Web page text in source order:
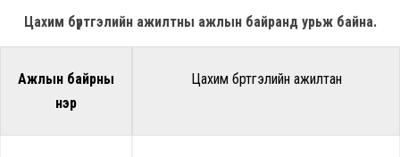
Цахим бүртгэлийн ажилтны ажлын байранд урьж байна.
Ажлын байрны
нэр
Цахим бүртгэлийн ажилтан